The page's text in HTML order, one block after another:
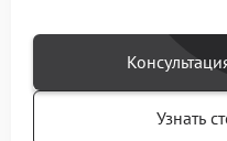
Узнать